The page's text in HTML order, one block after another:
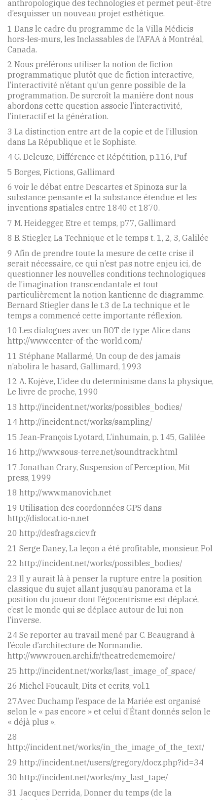
anthropologique des technologies et permet peut-être
d’esquisser un nouveau projet esthétique.
1 Dans le cadre du programme de la Villa Médicis
hors-les-murs, les Inclassables de l’AFAA à Montréal,
Canada.
2 Nous préférons utiliser la notion de fiction
programmatique plutôt que de fiction interactive,
l’interactivité n’étant qu’un genre possible de la
programmation. De surcroît la manière dont nous
abordons cette question associe l’interactivité,
l’interactif et la génération.
3 La distinction entre art de la copie et de l’illusion
dans La République et le Sophiste.
4 G. Deleuze, Différence et Répétition, p.116, Puf
5 Borges, Fictions, Gallimard
6 voir le débat entre Descartes et Spinoza sur la
substance pensante et la substance étendue et les
inventions spatiales entre 1840 et 1870.
7 M. Heidegger, Etre et temps, p77, Gallimard
8 B. Stiegler, La Technique et le temps t. 1, 2, 3, Galilée
9 Afin de prendre toute la mesure de cette crise il
serait nécessaire, ce qui n’est pas notre enjeu ici, de
questionner les nouvelles conditions technologiques
de l’imagination transcendantale et tout
particulièrement la notion kantienne de diagramme.
Bernard Stiegler dans le t.3 de La technique et le
temps a commencé cette importante réflexion.
10 Les dialogues avec un BOT de type Alice dans
http://www.center-of-the-world.com/
11 Stéphane Mallarmé, Un coup de des jamais
n’abolira le hasard, Gallimard, 1993
12 A. Kojève, L’idee du determinisme dans la physique,
Le livre de proche, 1990
13 http://incident.net/works/possibles_bodies/
14 http://incident.net/works/sampling/
15 Jean-François Lyotard, L’inhumain, p. 145, Galilée
16 http;//www.sous-terre.net/soundtrack.html
17 Jonathan Crary, Suspension of Perception, Mit
press, 1999
18 http;//www.manovich.net
19 Utilisation des coordonnées GPS dans
http://dislocat.io-n.net
20 http://desfrags.cicv.fr
21 Serge Daney, La leçon a été profitable, monsieur, Pol
22 http://incident.net/works/possibles_bodies/
23 Il y aurait là à penser la rupture entre la position
classique du sujet allant jusqu’au panorama et la
position du joueur dont l’égocentrisme est déplacé,
c’est le monde qui se déplace autour de lui non
l’inverse.
24 Se reporter au travail mené par C. Beaugrand à
l’école d’architecture de Normandie.
http://www.rouen.archi.fr/theatredememoire/
25 http://incident.net/works/last_image_of_space/
26 Michel Foucault, Dits et ecrits, vol.1
27Avec Duchamp l’espace de la Mariée est organisé
selon le « pas encore » et celui d’Étant donnés selon le
« déjà plus ».
28
http://incident.net/works/in_the_image_of_the_text/
29 http://incident.net/users/gregory/docz.php?id=34
30 http://incident.net/works/my_last_tape/
31 Jacques Derrida, Donner du temps (de la